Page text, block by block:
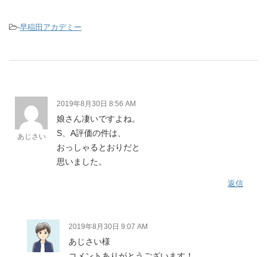
-早稲田アカデミー
あじさい
2019年8月30日 8:56 AM
娘さん凄いですよね。
S、A評価の件は、
おっしゃるとおりだと
思いました。
返信
2019年8月30日 9:07 AM
あじさい様